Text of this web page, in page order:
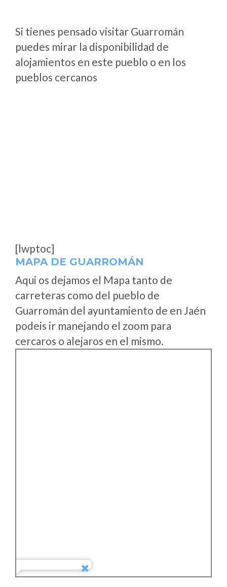
Si tienes pensado visitar Guarromán
puedes mirar la disponibilidad de
alojamientos en este pueblo o en los
pueblos cercanos
[lwptoc]
MAPA DE GUARROMÁN
Aqui os dejamos el Mapa tanto de
carreteras como del pueblo de
Guarromán del ayuntamiento de en Jaén
podeis ir manejando el zoom para
cercaros o alejaros en el mismo.